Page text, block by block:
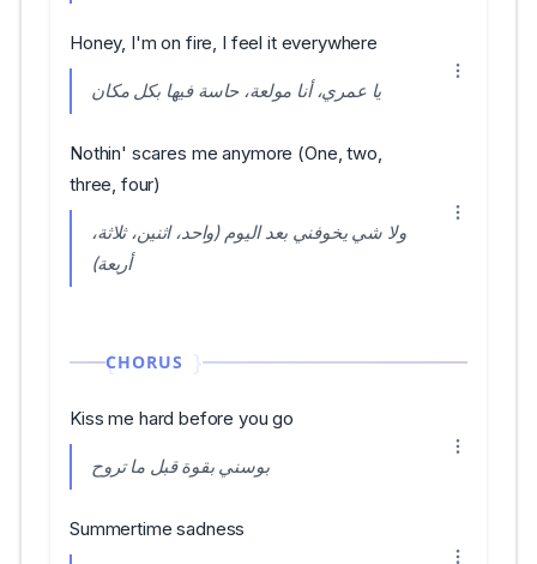
Honey, I'm on fire, I feel it everywhere
يا عمري، أنا مولعة، حاسة فيها بكل مكان
Nothin' scares me anymore (One, two,
three, four)
ولا شي يخوفني بعد اليوم (واحد، اثنين، ثلاثة،
أربعة)
CHORUS
Kiss me hard before you go
بوسني بقوة قبل ما تروح
Summertime sadness